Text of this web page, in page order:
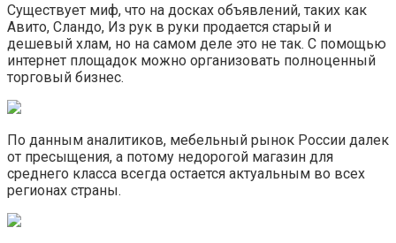
Существует миф, что на досках объявлений, таких как
Авито, Сландо, Из рук в руки продается старый и
дешевый хлам, но на самом деле это не так. С помощью
интернет площадок можно организовать полноценный
торговый бизнес.
По данным аналитиков, мебельный рынок России далек
от пресыщения, а потому недорогой магазин для
среднего класса всегда остается актуальным во всех
регионах страны.